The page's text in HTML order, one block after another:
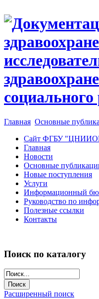
Главная Основные
Сайт ФГБУ
Главная
Новости
Основные
Новые поступления
Услуги
Информационный
Руководство по
Полезные ссылки
Контакты
Поиск по каталогу
Расширенный поиск